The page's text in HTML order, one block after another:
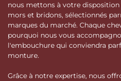
nous mettons à votre
mors et bridons, sélectionnés
marques du marché. Chaque
pourquoi nous vous
l'embouchure qui conviendra
monture.
Grâce à notre expertise, nous